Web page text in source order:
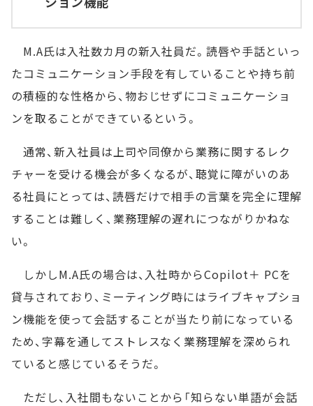
M.A氏は入社数カ月の新入社員だ。読唇や手話といっ
たコミュニケーション手段を有していることや持ち前
の積極的な性格から、物おじせずにコミュニケーショ
ンを取ることができているという。
通常、新入社員は上司や同僚から業務に関するレク
チャーを受ける機会が多くなるが、聴覚に障がいのあ
る社員にとっては、読唇だけで相手の言葉を完全に理解
することは難しく、業務理解の遅れにつながりかねな
い。
しかしM.A氏の場合は、入社時からCopilot＋ PCを
貸与されており、ミーティング時にはライブキャプショ
ン機能を使って会話することが当たり前になっている
ため、字幕を通してストレスなく業務理解を深められ
ていると感じているそうだ。
ただし、入社間もないことから「知らない単語が会話